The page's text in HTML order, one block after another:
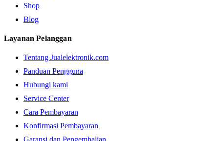
Shop
Blog
Layanan Pelanggan
Tentang Jualelektronik.com
Panduan Pengguna
Hubungi kami
Service Center
Cara Pembayaran
Konfirmasi Pembayaran